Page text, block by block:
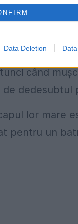
Data Deletion
fel ca și
pentru a
osului de la
când
de dedesubtul
lor mare
pentru un